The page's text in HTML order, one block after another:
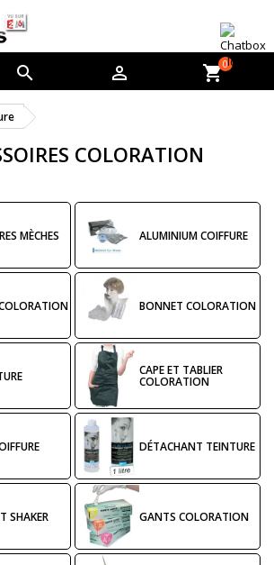
  shopping_cart0
COLORATION
MÈCHES ALUMINIUM COIFFURE
BONNET COLORATION
CAPE ET TABLIER
COLORATION
DÉTACHANT TEINTURE
SHAKER GANTS COLORATION